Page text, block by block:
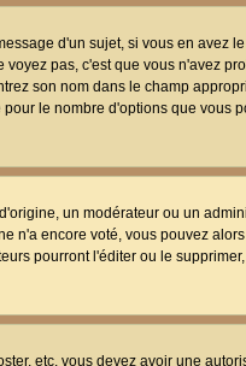
d'un sujet, si vous en avez
voyez pas, c'est que vous n'avez
son nom dans le champ
le nombre d'options que vous
un modérateur ou un
n'a encore voté, vous pouvez
pourront l'éditer ou le
etc. vous devez avoir une